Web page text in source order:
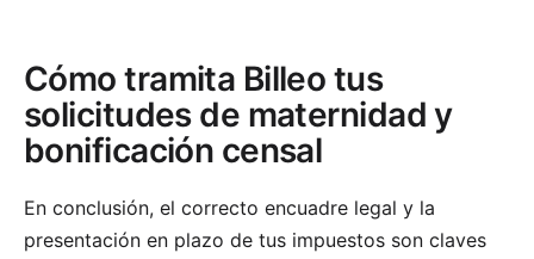
Cómo tramita Billeo tus
solicitudes de maternidad y
bonificación censal
En conclusión, el correcto encuadre legal y la
presentación en plazo de tus impuestos son claves